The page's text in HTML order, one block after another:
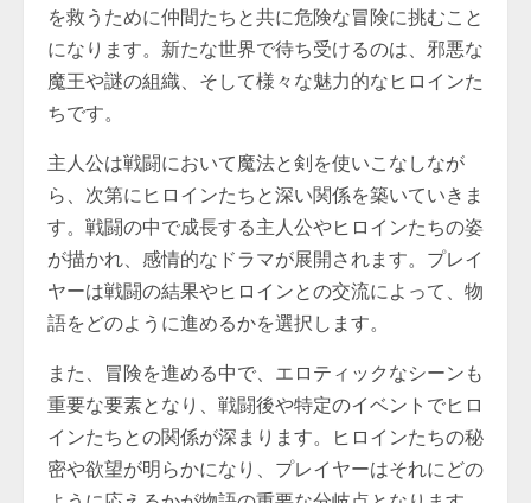
を救うために仲間たちと共に危険な冒険に挑むこと
になります。新たな世界で待ち受けるのは、邪悪な
魔王や謎の組織、そして様々な魅力的なヒロインた
ちです。
主人公は戦闘において魔法と剣を使いこなしなが
ら、次第にヒロインたちと深い関係を築いていきま
す。戦闘の中で成長する主人公やヒロインたちの姿
が描かれ、感情的なドラマが展開されます。プレイ
ヤーは戦闘の結果やヒロインとの交流によって、物
語をどのように進めるかを選択します。
また、冒険を進める中で、エロティックなシーンも
重要な要素となり、戦闘後や特定のイベントでヒロ
インたちとの関係が深まります。ヒロインたちの秘
密や欲望が明らかになり、プレイヤーはそれにどの